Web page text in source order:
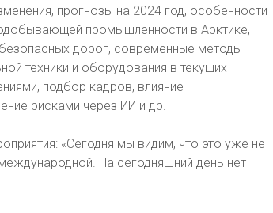
прогнозы на 2024 год, особенности
промышленности в Арктике,
безопасных дорог, современные методы
техники и оборудования в текущих
подбор кадров, влияние
рисками через ИИ и др.
«Сегодня мы видим, что это уже не
На сегодняшний день нет